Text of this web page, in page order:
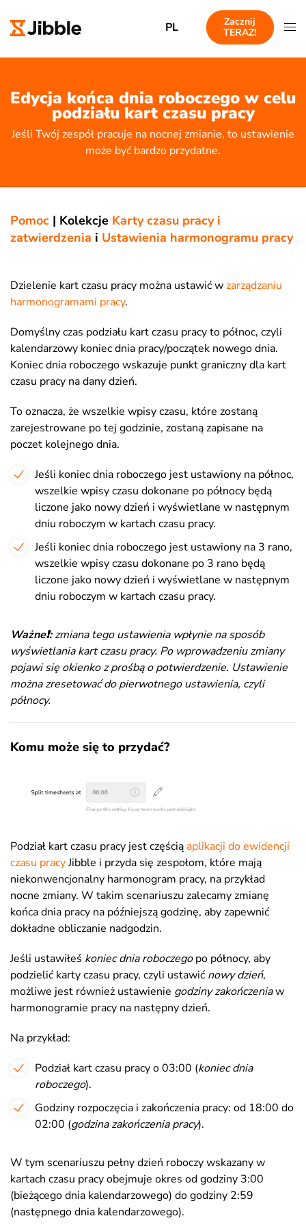
PL
Zacznij
TERAZ!
Edycja końca dnia roboczego w celu
podziału kart czasu pracy
Jeśli Twój zespół pracuje na nocnej zmianie, to ustawienie
może być bardzo przydatne.
Pomoc | Kolekcje Karty czasu pracy i
zatwierdzenia i Ustawienia harmonogramu pracy
Dzielenie kart czasu pracy można ustawić wzarządzaniu
harmonogramami pracy.
Domyślny czas podziału kart czasu pracy to północ, czyli
kalendarzowy koniec dnia pracy/początek nowego dnia.
Koniec dnia roboczego wskazuje punkt graniczny dla kart
czasu pracy na dany dzień.
To oznacza, że wszelkie wpisy czasu, które zostaną
zarejestrowane po tej godzinie, zostaną zapisane na
poczet kolejnego dnia.
Jeśli koniec dnia roboczego jest ustawiony na północ,
wszelkie wpisy czasu dokonane po północy będą
liczone jako nowy dzień i wyświetlane w następnym
dniu roboczym w kartach czasu pracy.
Jeśli koniec dnia roboczego jest ustawiony na 3 rano,
wszelkie wpisy czasu dokonane po 3 rano będą
liczone jako nowy dzień i wyświetlane w następnym
dniu roboczym w kartach czasu pracy.
Ważne❗:zmiana tego ustawienia wpłynie na sposób
wyświetlania kart czasu pracy. Po wprowadzeniu zmiany
pojawi się okienko z prośbą o potwierdzenie. Ustawienie
można zresetować do pierwotnego ustawienia, czyli
północy.
Komu może się to przydać?
Podział kart czasu pracy jest częściąaplikacji do ewidencji
czasu pracyJibble i przyda się zespołom, które mają
niekonwencjonalny harmonogram pracy, na przykład
nocne zmiany. W takim scenariuszu zalecamy zmianę
końca dnia pracy na późniejszą godzinę, aby zapewnić
dokładne obliczanie nadgodzin.
Jeśli ustawiłeś koniec dnia roboczegopo północy, aby
podzielić karty czasu pracy, czyli ustawić nowy dzień,
możliwe jest również ustawienie godziny zakończeniaw
harmonogramie pracy na następny dzień.
Na przykład:
Podział kart czasu pracy o 03:00 (koniec dnia
roboczego).
Godziny rozpoczęcia i zakończenia pracy: od 18:00 do
02:00 (godzina zakończenia pracy).
W tym scenariuszu pełny dzień roboczy wskazany w
kartach czasu pracy obejmuje okres od godziny 3:00
(bieżącego dnia kalendarzowego) do godziny 2:59
(następnego dnia kalendarzowego).